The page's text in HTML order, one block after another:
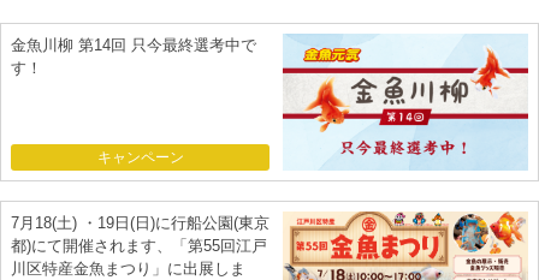
金魚川柳 第14回 只今最終選考中で
す！
キャンペーン
7月18(土) ・19日(日)に行船公園(東京
都)にて開催されます、「第55回江戸
川区特産金魚まつり」に出展しま